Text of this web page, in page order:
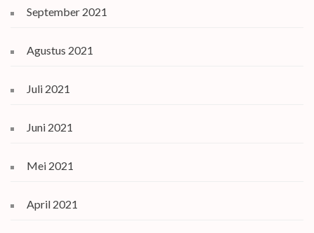
September 2021
Agustus 2021
Juli 2021
Juni 2021
Mei 2021
April 2021